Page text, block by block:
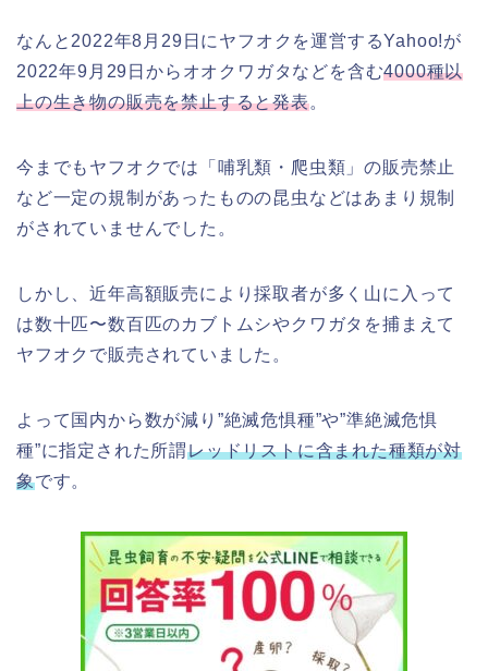
なんと2022年8月29日にヤフオクを運営するYahoo!が
2022年9月29日からオオクワガタなどを含む4000種以
上の生き物の販売を禁止すると発表。
今までもヤフオクでは「哺乳類・爬虫類」の販売禁止
など一定の規制があったものの昆虫などはあまり規制
がされていませんでした。
しかし、近年高額販売により採取者が多く山に入って
は数十匹〜数百匹のカブトムシやクワガタを捕まえて
ヤフオクで販売されていました。
よって国内から数が減り”絶滅危惧種”や”準絶滅危惧
種”に指定された所謂レッドリストに含まれた種類が対
象です。